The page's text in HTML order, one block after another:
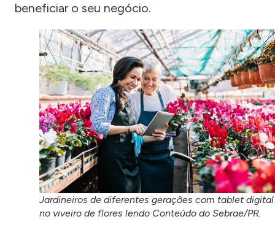
beneficiar o seu negócio.
Jardineiros de diferentes gerações com tablet digital
no viveiro de flores lendo Conteúdo do Sebrae/PR.